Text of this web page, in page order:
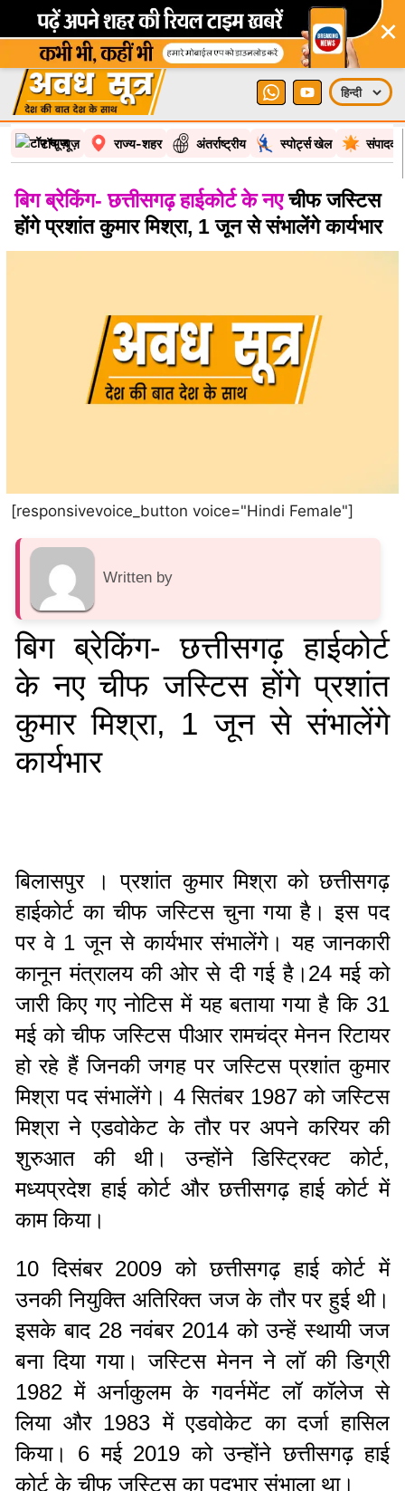
×
टॉप न्यूज़ राज्य-शहर अंतर्राष्ट्रीय स्पोर्ट्स खेल
बिग ब्रेकिंग- छत्तीसगढ़ हाईकोर्ट के नएचीफ जस्टिस
होंगे प्रशांत कुमार मिश्रा, 1 जून से संभालेंगे कार्यभार
[responsivevoice_button voice="Hindi Female"]
Written by
बिग ब्रेकिंग- छत्तीसगढ़ हाईकोर्ट
के नए चीफ जस्टिस होंगे प्रशांत
कुमार मिश्रा, 1 जून से संभालेंगे
कार्यभार
बिलासपुर । प्रशांत कुमार मिश्रा को छत्तीसगढ़
हाईकोर्ट का चीफ जस्टिस चुना गया है। इस पद
पर वे 1 जून से कार्यभार संभालेंगे। यह जानकारी
कानून मंत्रालय की ओर से दी गई है।24 मई को
जारी किए गए नोटिस में यह बताया गया है कि 31
मई को चीफ जस्टिस पीआर रामचंद्र मेनन रिटायर
हो रहे हैं जिनकी जगह पर जस्टिस प्रशांत कुमार
मिश्रा पद संभालेंगे। 4 सितंबर 1987 को जस्टिस
मिश्रा ने एडवोकेट के तौर पर अपने करियर की
शुरुआत की थी। उन्होंने डिस्ट्रिक्ट कोर्ट,
मध्यप्रदेश हाई कोर्ट और छत्तीसगढ़ हाई कोर्ट में
काम किया।
10 दिसंबर 2009 को छत्तीसगढ़ हाई कोर्ट में
उनकी नियुक्ति अतिरिक्त जज के तौर पर हुई थी।
इसके बाद 28 नवंबर 2014 को उन्हें स्थायी जज
बना दिया गया। जस्टिस मेनन ने लॉ की डिग्री
1982 में अर्नाकुलम के गवर्नमेंट लॉ कॉलेज से
लिया और 1983 में एडवोकेट का दर्जा हासिल
किया। 6 मई 2019 को उन्होंने छत्तीसगढ़ हाई
कोर्ट के चीफ जस्टिस का पदभार संभाला था।